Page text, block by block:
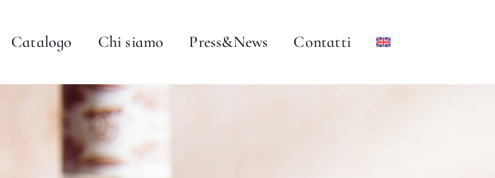
Catalogo Chi siamo Press&News Contatti